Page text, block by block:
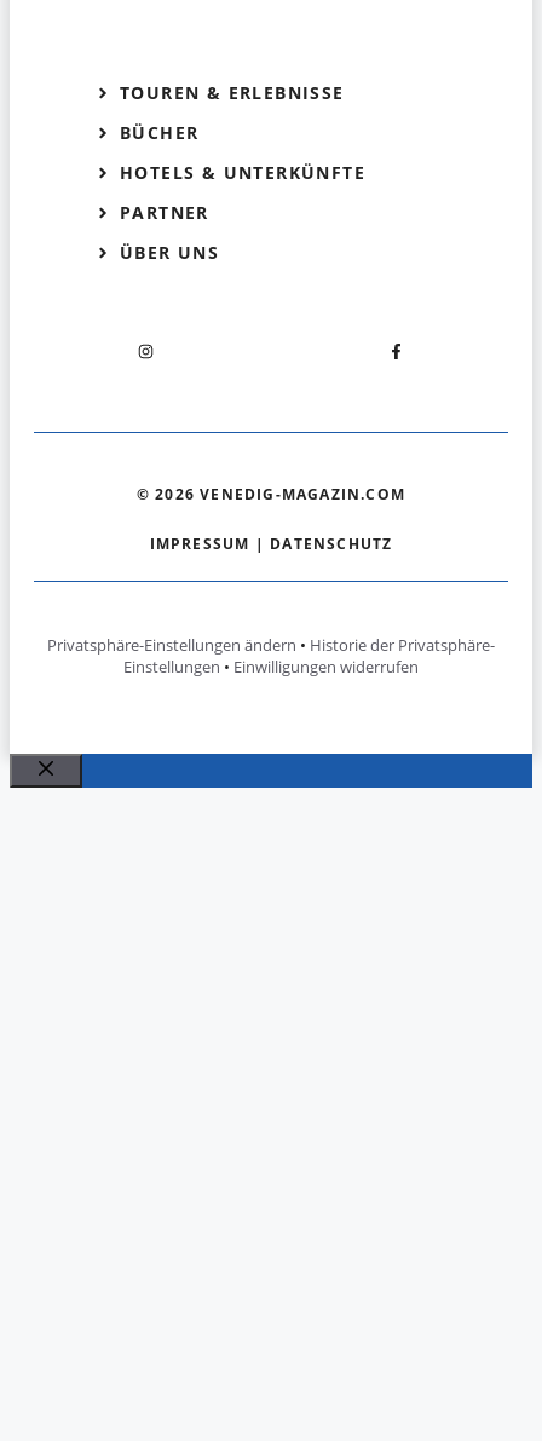
TOUREN & ERLEBNISSE
BÜCHER
HOTELS & UNTERKÜNFTE
PARTNER
ÜBER UNS
© 2026 VENEDIG-MAGAZIN.COM
IMPRESSUM | DATENSCHUTZ
Privatsphäre-Einstellungen ändern • Historie der Privatsphäre-
Einstellungen • Einwilligungen widerrufen
Schließen